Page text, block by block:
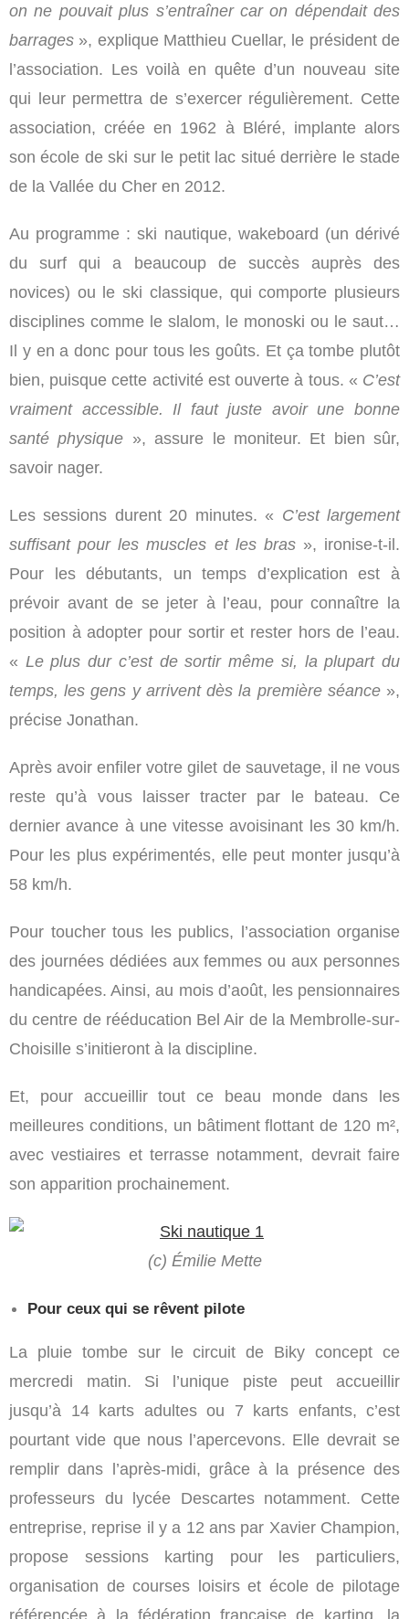
on ne pouvait plus s’entraîner car on dépendait des
barrages », explique Matthieu Cuellar, le président de
l’association. Les voilà en quête d’un nouveau site
qui leur permettra de s’exercer régulièrement. Cette
association, créée en 1962 à Bléré, implante alors
son école de ski sur le petit lac situé derrière le stade
de la Vallée du Cher en 2012.
Au programme : ski nautique, wakeboard (un dérivé
du surf qui a beaucoup de succès auprès des
novices) ou le ski classique, qui comporte plusieurs
disciplines comme le slalom, le monoski ou le saut…
Il y en a donc pour tous les goûts. Et ça tombe plutôt
bien, puisque cette activité est ouverte à tous. « C’est
vraiment accessible. Il faut juste avoir une bonne
santé physique », assure le moniteur. Et bien sûr,
savoir nager.
Les sessions durent 20 minutes. « C’est largement
suffisant pour les muscles et les bras », ironise-t-il.
Pour les débutants, un temps d’explication est à
prévoir avant de se jeter à l’eau, pour connaître la
position à adopter pour sortir et rester hors de l’eau.
« Le plus dur c’est de sortir même si, la plupart du
temps, les gens y arrivent dès la première séance»,
précise Jonathan.
Après avoir enfiler votre gilet de sauvetage, il ne vous
reste qu’à vous laisser tracter par le bateau. Ce
dernier avance à une vitesse avoisinant les 30 km/h.
Pour les plus expérimentés, elle peut monter jusqu’à
58 km/h.
Pour toucher tous les publics, l’association organise
des journées dédiées aux femmes ou aux personnes
handicapées. Ainsi, au mois d’août, les pensionnaires
du centre de rééducation Bel Air de la Membrolle-sur-
Choisille s’initieront à la discipline.
Et, pour accueillir tout ce beau monde dans les
meilleures conditions, un bâtiment flottant de 120 m²,
avec vestiaires et terrasse notamment, devrait faire
son apparition prochainement.
(c) Émilie Mette
Pour ceux qui se rêvent pilote
La pluie tombe sur le circuit de Biky concept ce
mercredi matin. Si l’unique piste peut accueillir
jusqu’à 14 karts adultes ou 7 karts enfants, c’est
pourtant vide que nous l’apercevons. Elle devrait se
remplir dans l’après-midi, grâce à la présence des
professeurs du lycée Descartes notamment. Cette
entreprise, reprise il y a 12 ans par Xavier Champion,
propose sessions karting pour les particuliers,
organisation de courses loisirs et école de pilotage